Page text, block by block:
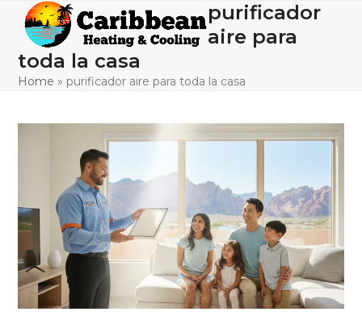
content
Open
mobile
menu
Close
mobile
menu
purificador
aire para
toda la casa
Home » purificador aire para toda la casa